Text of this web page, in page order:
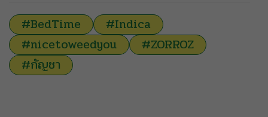
#BedTime
#Indica
#nicetoweedyou
#ZORROZ
#กัญชา